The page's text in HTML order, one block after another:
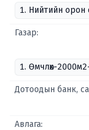
1. Нийтийн орон
Газар:
1. Өмчлөх-
Дотоодын банк,
Авлага: